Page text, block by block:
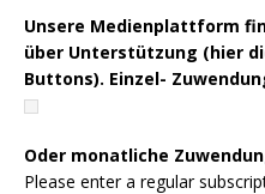
Unsere Medienplattform
über Unterstützung (hier
Buttons). Einzel-
Oder monatliche
Please enter a regular